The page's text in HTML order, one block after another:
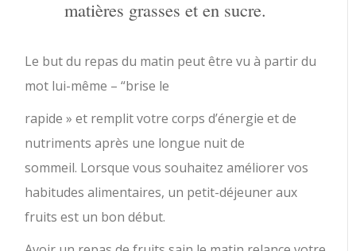
matières grasses et en sucre.
Le but du repas du matin peut être vu à partir du
mot lui-même – “brise le
rapide » et remplit votre corps d’énergie et de
nutriments après une longue nuit de
sommeil. Lorsque vous souhaitez améliorer vos
habitudes alimentaires, un petit-déjeuner aux
fruits est un bon début.